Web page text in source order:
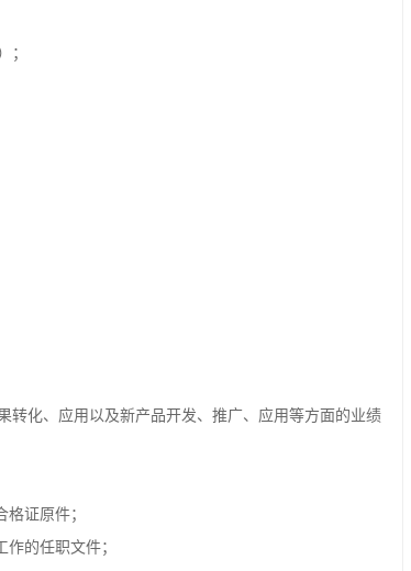
；
转化、应用以及新产品开发、推广、应用等方面的业绩
证原件；
的任职文件；